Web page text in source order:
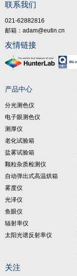
联系我们
021-62882816
邮箱：adam@eutin.cn
友情链接
产品中心
分光测色仪
电子眼测色仪
测厚仪
老化试验箱
盐雾试验箱
颗粒杂质检测仪
自动弹出式高温烘箱
雾度仪
光泽仪
鱼眼仪
辐射率仪
太阳光谱反射率仪
关注